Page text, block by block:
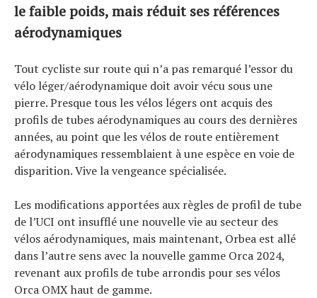
le faible poids, mais réduit ses références
aérodynamiques
Tout cycliste sur route qui n’a pas remarqué l’essor du
vélo léger/aérodynamique doit avoir vécu sous une
pierre. Presque tous les vélos légers ont acquis des
profils de tubes aérodynamiques au cours des dernières
années, au point que les vélos de route entièrement
aérodynamiques ressemblaient à une espèce en voie de
disparition. Vive la vengeance spécialisée.
Les modifications apportées aux règles de profil de tube
de l’UCI ont insufflé une nouvelle vie au secteur des
vélos aérodynamiques, mais maintenant, Orbea est allé
dans l’autre sens avec la nouvelle gamme Orca 2024,
revenant aux profils de tube arrondis pour ses vélos
Orca OMX haut de gamme.